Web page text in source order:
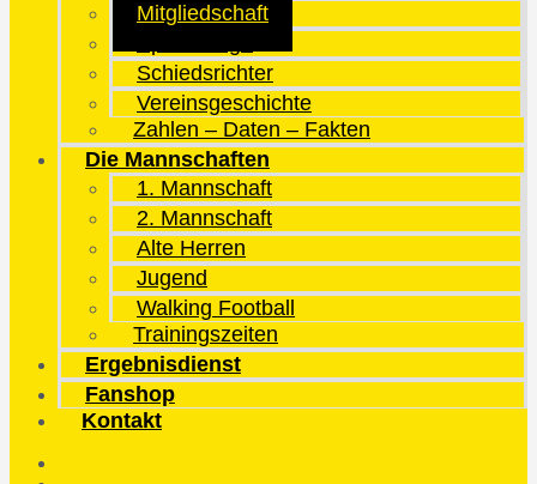
Mitgliedschaft
Schiedsrichter
Vereinsgeschichte
Zahlen – Daten – Fakten
Die Mannschaften
1. Mannschaft
2. Mannschaft
Alte Herren
Jugend
Walking Football
Trainingszeiten
Ergebnisdienst
Fanshop
Kontakt